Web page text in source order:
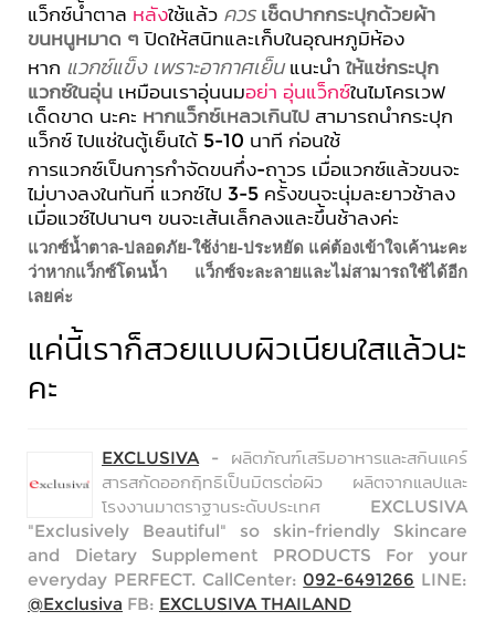
แว็กซ์น้ำตาล หลังใช้แล้ว ควร เช็ดปากกระปุกด้วยผ้า
ขนหนูหมาด ๆ ปิดให้สนิทและเก็บในอุณหภูมิห้อง
หาก แวกซ์แข็ง เพราะอากาศเย็นแนะนำ ให้แช่กระปุก
แวกซ์ในอุ่น เหมือนเราอุ่นนมอย่า อุ่นแว็กซ์ในไมโครเวฟ
เด็ดขาด นะคะ หากแว็กซ์เหลวเกินไป สามารถนำกระปุก
แว็กซ์ ไปแช่ในตู้เย็นได้ 5-10 นาที ก่อนใช้
การแวกซ์เป็นการกำจัดขนกึ่ง-ถาวร เมื่อแวกซ์แล้วขนจะ
ไม่บางลงในทันที่ แวกซ์ไป 3-5 ครั้งขนจะนุ่มละยาวช้าลง
เมื่อแวซ์ไปนานๆ ขนจะเส้นเล็กลงและขึ้นช้าลงค่ะ
แวกซ์น้ำตาล-ปลอดภัย-ใช้ง่าย-ประหยัด แค่ต้องเข้าใจเค้านะคะ
ว่าหากแว็กซ์โดนน้ำ แว็กซ์จะละลายและไม่สามารถใช้ได้อีก
เลยค่ะ
แค่นี้เราก็สวยแบบผิวเนียนใสแล้วนะ
คะ
EXCLUSIVA - ผลิตภัณฑ์เสริมอาหารและสกินแคร์
สารสกัดออกฤิทธิเป็นมิตรต่อผิว ผลิตจากแลปและ
โรงงานมาตราฐานระดับประเทศ EXCLUSIVA
"Exclusively Beautiful" so skin-friendly Skincare
and Dietary Supplement PRODUCTS For your
everyday PERFECT. CallCenter: 092-6491266 LINE:
@Exclusiva FB: EXCLUSIVA THAILAND